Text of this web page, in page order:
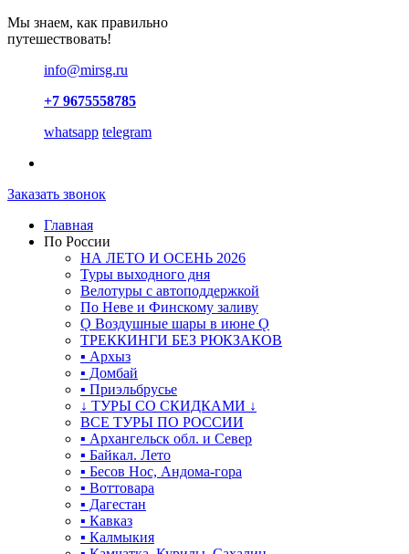
Мы знаем, как правильно
путешествовать!
info@mirsg.ru
+7 9675558785
whatsapp telegram
Заказать звонок
Главная
По России
НА ЛЕТО И ОСЕНЬ 2026
Туры выходного дня
Велотуры с автоподдержкой
По Неве и Финскому заливу
Ǫ Воздушные шары в июне Ǫ
ТРЕККИНГИ БЕЗ РЮКЗАКОВ
▪ Архыз
▪ Домбай
▪ Приэльбрусье
↓ ТУРЫ СО СКИДКАМИ ↓
ВСЕ ТУРЫ ПО РОССИИ
▪ Архангельск обл. и Север
▪ Байкал. Лето
▪ Бесов Нос, Андома-гора
▪ Воттовара
▪ Дагестан
▪ Кавказ
▪ Калмыкия